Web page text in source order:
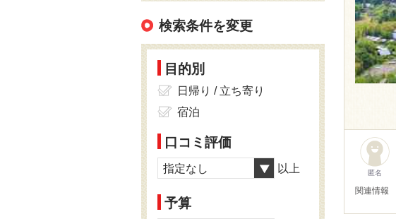
匿名
関連情報
検索条件を変更
目的別
日帰り / 立ち寄り
宿泊
口コミ評価
指定なし 以上
予算